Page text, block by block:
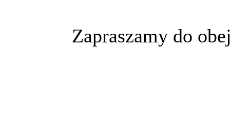
Zapraszamy do